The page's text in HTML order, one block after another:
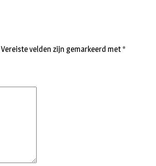
Vereiste velden zijn gemarkeerd met *